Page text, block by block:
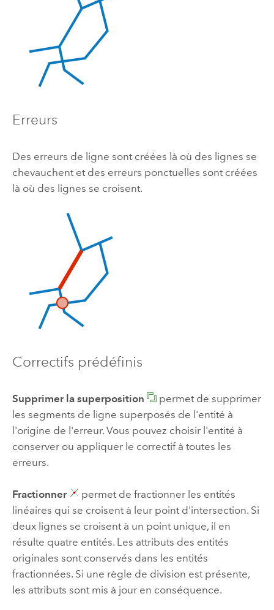
Erreurs
Des erreurs de ligne sont créées là où des lignes se
chevauchent et des erreurs ponctuelles sont créées
là où des lignes se croisent.
Correctifs prédéfinis
Supprimer la superposition
permet de supprimer
les segments de ligne superposés de l'entité à
l'origine de l'erreur. Vous pouvez choisir l'entité à
conserver ou appliquer le correctif à toutes les
erreurs.
Fractionner
permet de fractionner les entités
linéaires qui se croisent à leur point d'intersection. Si
deux lignes se croisent à un point unique, il en
résulte quatre entités. Les attributs des entités
originales sont conservés dans les entités
fractionnées. Si une règle de division est présente,
les attributs sont mis à jour en conséquence.